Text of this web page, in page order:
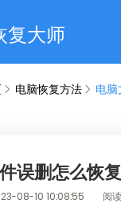
复大师
电脑恢复方法 电
误删怎么恢
08-10 10:08:55 阅